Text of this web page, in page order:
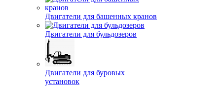
Двигатели для башенных кранов
Двигатели для бульдозеров
Двигатели для буровых
установок